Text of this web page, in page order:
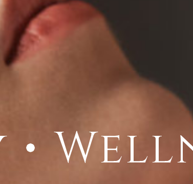
•